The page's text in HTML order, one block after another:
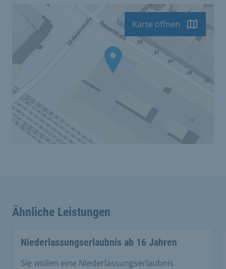
Karte öffnen
Ähnliche Leistungen
Niederlassungserlaubnis ab 16 Jahren
Sie wollen eine Niederlassungserlaubnis